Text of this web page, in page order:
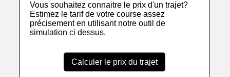
Vous souhaitez connaitre le prix d'un trajet?
Estimez le tarif de votre course assez
précisement en utilisant notre outil de
simulation ci dessus.
Calculer le prix du trajet